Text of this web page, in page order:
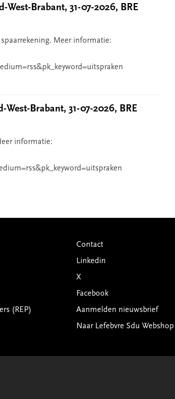
West-Brabant, 31-07-2026, BRE
spaarrekening. Meer informatie:
West-Brabant, 31-07-2026, BRE
informatie:
(REP)
Contact
Linkedin
X
Facebook
Aanmelden nieuwsbrief
Naar Lefebvre Sdu Webshop